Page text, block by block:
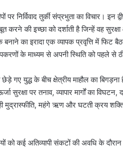
पर निर्विवाद तुर्की संप्रभुता का विचार।
करने की इच्छा को दर्शाती है जिन्हें वह
का इरादा एक व्यापक प्रवृत्ति में फिट
के माध्यम से अपनी स्थिति को पहले से
गए युद्ध के बीच क्षेत्रीय माहौल का
पर तनाव, व्यापार मार्गों का विघटन,
मुद्रास्फीति, महंगे ऋण और घटती क्रय
को कई अतिव्यापी संकटों की अवधि के